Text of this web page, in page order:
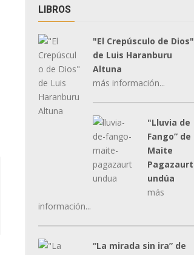
LIBROS
"El Crepúsculo de Dios"
de Luis Haranburu
Altuna
más información...
"Lluvia de
Fango” de
Maite
Pagazaurt
undúa
más
información...
“La mirada sin ira” de